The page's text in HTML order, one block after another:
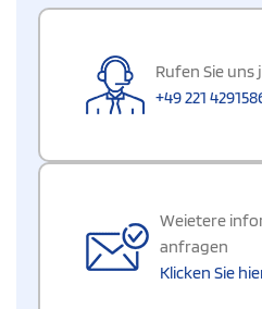
Rufen Sie
+49 221
Weietere
anfragen
Klicken Sie